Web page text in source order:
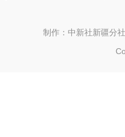
制作：中新社新疆